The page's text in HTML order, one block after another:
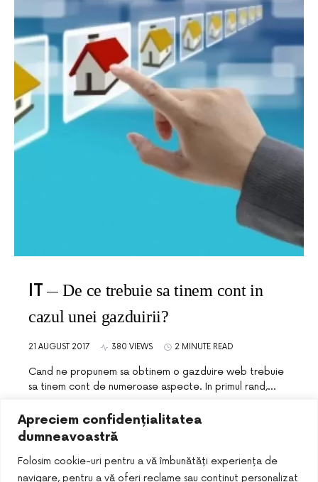
Apreciem confidențialitatea
dumneavoastră
Folosim cookie-uri pentru a vă îmbunătăți experiența de
navigare, pentru a vă oferi reclame sau conținut personalizat
IT
De ce trebuie sa tinem cont in
cazul unei gazduirii?
21 AUGUST 2017 380 VIEWS 2 MINUTE READ
Cand ne propunem sa obtinem o gazduire web trebuie
sa tinem cont de numeroase aspecte. In primul rand,…